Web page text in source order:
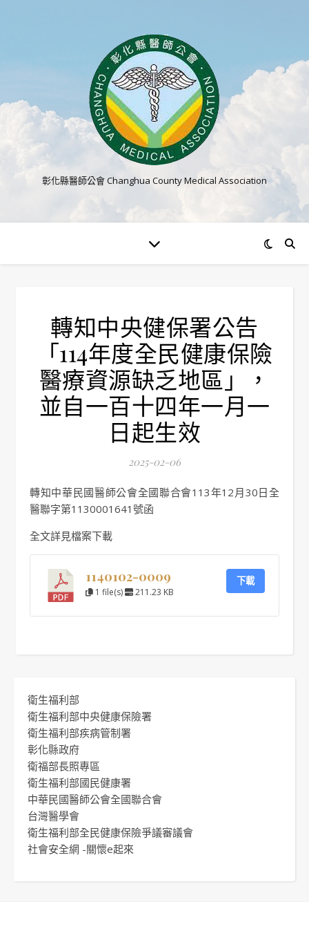
彰化縣醫師公會 Changhua County Medical Association
轉知中央健保署公告
「114年度全民健康保險
醫療資源缺乏地區」，
並自一百十四年一月一
日起生效
2025-02-06
轉知中華民國醫師公會全國聯合會113年12月30日全
醫聯字第1130001641號函
全文詳見檔案下載
1140102-0009
1 file(s) 211.23 KB
下載
衛生福利部
衛生福利部中央健康保險署
衛生福利部疾病管制署
彰化縣政府
衛福部長照專區
衛生福利部國民健康署
中華民國醫師公會全國聯合會
台灣醫學會
衛生福利部全民健康保險爭議審議會
社會安全網 -關懷e起來